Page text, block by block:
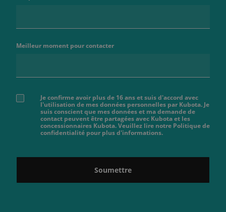
Meilleur moment pour contacter
Je confirme avoir plus de 16 ans et suis d'accord avec
l'utilisation de mes données personnelles par Kubota. Je
suis conscient que mes données et ma demande de
contact peuvent être partagées avec Kubota et les
concessionnaires Kubota. Veuillez lire notre Politique de
confidentialité pour plus d'informations.
Soumettre